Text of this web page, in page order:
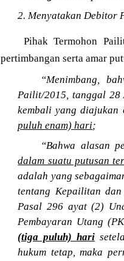
2. Menyatakan Debitor
Pihak Termohon
pertimbangan serta amar
“Menimbang,
Pailit/2015, tanggal
kembali yang diajukan
puluh enam) hari;
“Bahwa alasan
dalam suatu putusan
adalah yang
tentang Kepailitan
Pasal 296 ayat (2)
Pembayaran Utang
(tiga puluh) hari
hukum tetap, maka